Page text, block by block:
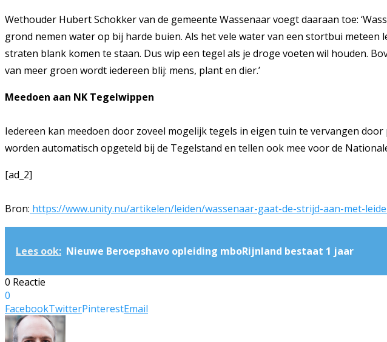
Wethouder Hubert Schokker van de gemeente Wassenaar voegt daaraan toe:
grond nemen water op bij harde buien. Als het vele water van een stortbui
straten blank komen te staan. Dus wip een tegel als je droge voeten wil houden.
van meer groen wordt iedereen blij: mens, plant en dier.’
Meedoen aan NK Tegelwippen
Iedereen kan meedoen door zoveel mogelijk tegels in eigen tuin te vervangen
worden automatisch opgeteld bij de Tegelstand en tellen ook mee voor de
[ad_2]
Bron: https://www.unity.nu/artikelen/leiden/wassenaar-gaat-de-strijd-aan-met-
Lees ook: Nieuwe Beroepshavo opleiding mboRijnland bestaat 1 jaar
0 Reactie
0
FacebookTwitterPinterestEmail